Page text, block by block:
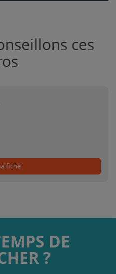
ces
fiche
DE
?